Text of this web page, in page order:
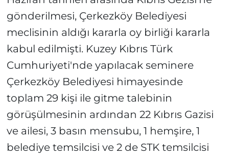
gönderilmesi, Çerkezköy Belediyesi
meclisinin aldığı kararla oy birliği kararla
kabul edilmişti. Kuzey Kıbrıs Türk
Cumhuriyeti'nde yapılacak seminere
Çerkezköy Belediyesi himayesinde
toplam 29 kişi ile gitme talebinin
görüşülmesinin ardından 22 Kıbrıs Gazisi
ve ailesi, 3 basın mensubu, 1 hemşire, 1
belediye temsilcisi ve 2 de STK temsilcisi